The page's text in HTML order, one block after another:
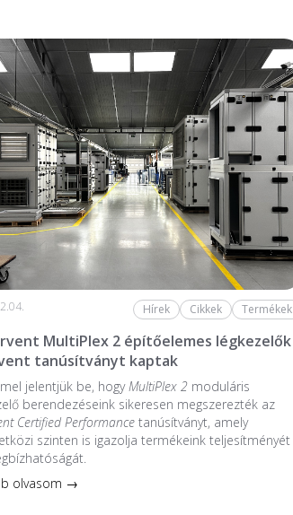
Hírek Cikkek Termékek
MultiPlex 2 építőelemes légkezelők
tanúsítványt kaptak
jelentjük be, hogyMultiPlex 2 moduláris
berendezéseink sikeresen megszerezték az
Certified Performance tanúsítványt, amely
szinten is igazolja termékeink teljesítményét
olvasom →